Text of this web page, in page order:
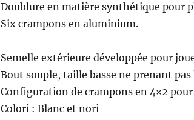
Doublure en matière synthétique pour
Six crampons en aluminium.
Semelle extérieure développée pour
Bout souple, taille basse ne prenant pas
Configuration de crampons en 4×2 pour
Colori : Blanc et nori